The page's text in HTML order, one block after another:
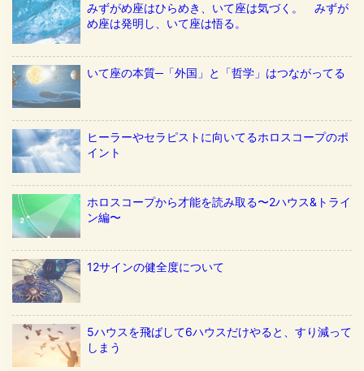
みずがめ座はひらめき、いて座は気づく。 みずが
め座は発明し、いて座は悟る。
いて座の本質─「外国」と「哲学」はつながってる
ヒーラーやセラピストに向いてるホロスコープのポ
イント
ホロスコープから才能を読み取る〜2ハウス&トライ
ン編〜
12サインの健全度について
5ハウスを飛ばして6ハウスだけやると、すり減って
しまう